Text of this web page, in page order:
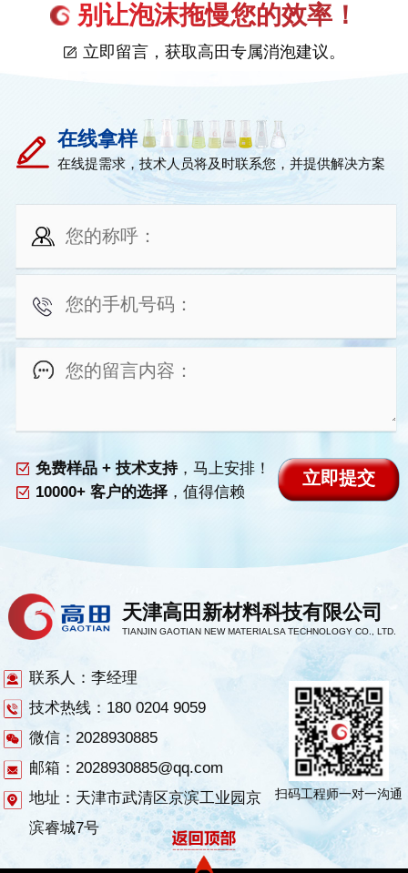
别让泡沫拖慢您的效率！
立即留言，获取高田专属消泡建议。
在线拿样
在线提需求，技术人员将及时联系您，并提供解决方案
免费样品 + 技术支持，马上安排！
10000+ 客户的选择，值得信赖
天津高田新材料科技有限公司
TIANJIN GAOTIAN NEW MATERIALSA TECHNOLOGY CO., LTD.
联系人：李经理
技术热线：180 0204 9059
微信：2028930885
邮箱：2028930885@qq.com
地址：天津市武清区京滨工业园京
滨睿城7号
扫码工程师一对一沟通